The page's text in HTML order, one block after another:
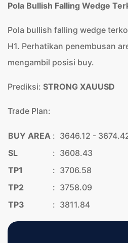
Pola Bullish Falling Wedge
Pola bullish falling wedge
H1. Perhatikan penembusan
mengambil posisi buy.
Prediksi: STRONG XAUUSD
Trade Plan:
BUY AREA : 3646.12 -
SL
: 3608.43
TP1
: 3706.58
TP2
: 3758.09
TP3
: 3811.84